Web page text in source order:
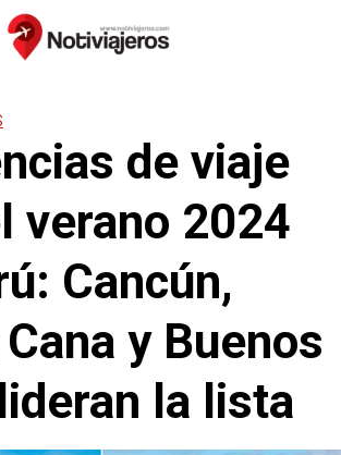
de viaje
verano 2024
Cancún,
y Buenos
la lista